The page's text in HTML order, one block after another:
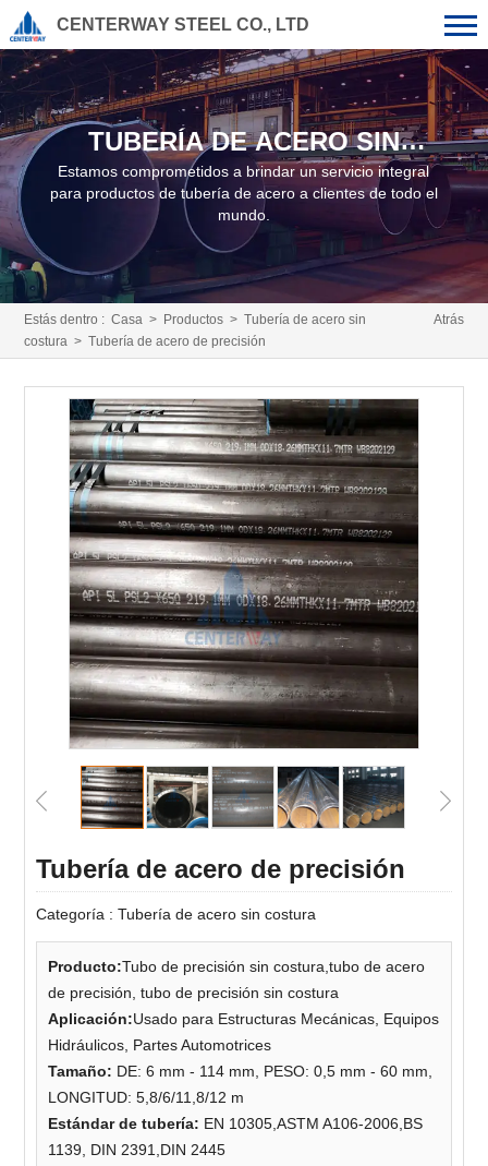
CENTERWAY STEEL CO., LTD
TUBERÍA DE ACERO SIN
COSTURA
Estamos comprometidos a brindar un servicio integral
para productos de tubería de acero a clientes de todo el
mundo.
Atrás
Estás dentro :Casa > Productos >Tubería de acero sin
costura > Tubería de acero de precisión
Tubería de acero de precisión
Categoría :Tubería de acero sin costura
Producto:Tubo de precisión sin costura,tubo de acero
de precisión, tubo de precisión sin costura
Aplicación:Usado para Estructuras Mecánicas, Equipos
Hidráulicos, Partes Automotrices
Tamaño: DE: 6 mm - 114 mm, PESO: 0,5 mm - 60 mm,
LONGITUD: 5,8/6/11,8/12 m
Estándar de tubería: EN 10305,ASTM A106-2006,BS
1139, DIN 2391,DIN 2445